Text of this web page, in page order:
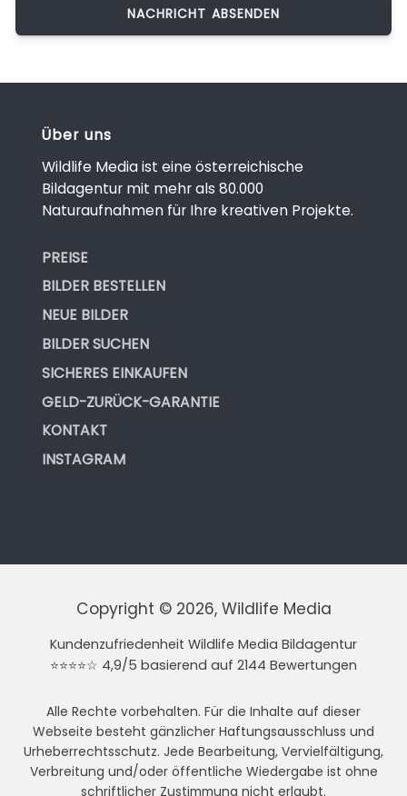
Über uns
Wildlife Media ist eine österreichische
Bildagentur mit mehr als 80.000
Naturaufnahmen für Ihre kreativen Projekte.
PREISE
BILDER BESTELLEN
NEUE BILDER
BILDER SUCHEN
SICHERES EINKAUFEN
GELD-ZURÜCK-GARANTIE
KONTAKT
INSTAGRAM
Copyright © 2026, Wildlife Media
Kundenzufriedenheit Wildlife Media Bildagentur
⭐⭐⭐⭐☆ 4,9/5 basierend auf 2144 Bewertungen
Alle Rechte vorbehalten. Für die Inhalte auf dieser
Webseite besteht gänzlicher Haftungsausschluss und
Urheberrechtsschutz. Jede Bearbeitung, Vervielfältigung,
Verbreitung und/oder öffentliche Wiedergabe ist ohne
schriftlicher Zustimmung nicht erlaubt.